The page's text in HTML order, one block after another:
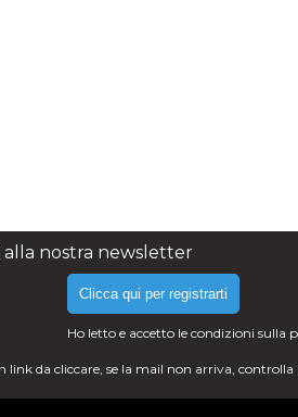
alla nostra newsletter
Clicca qui per registrarti
Ho letto e accetto le condizioni sulla
da cliccare, se la mail non arriva, controlla